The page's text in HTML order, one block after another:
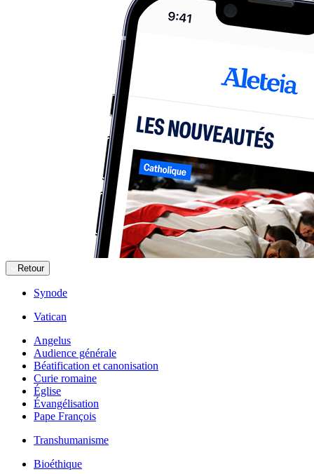
Retour
Synode
Vatican
Angelus
Audience générale
Béatification et canonisation
Curie romaine
Église
Évangélisation
Pape François
Transhumanisme
Bioéthique